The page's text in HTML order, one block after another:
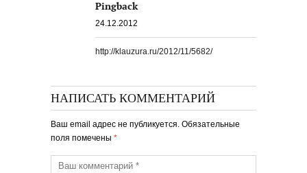
Pingback
24.12.2012
http://klauzura.ru/2012/11/5682/
НАПИСАТЬ КОММЕНТАРИЙ
Ваш email адрес не публикуется. Обязательные
поля помечены *